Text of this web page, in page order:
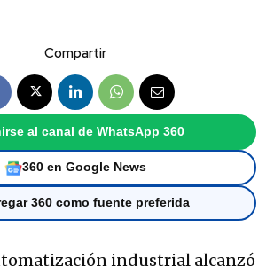
Compartir
al canal de WhatsApp 360
360 en Google News
360 como fuente preferida
industrial alcanzó